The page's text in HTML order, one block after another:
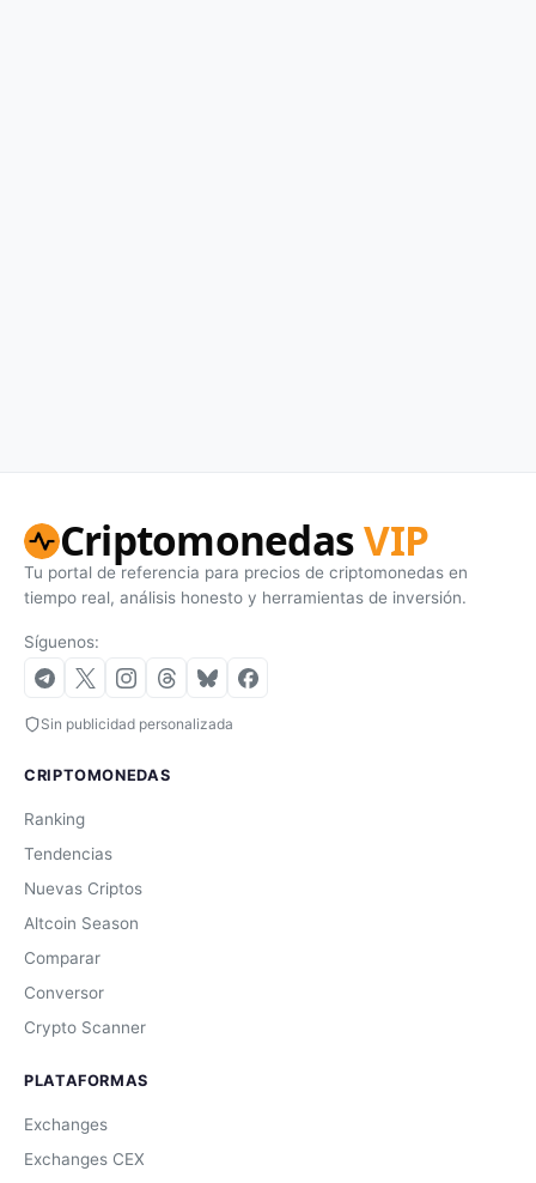
CriptomonedasVIP
Tu portal de referencia para precios de criptomonedas en
tiempo real, análisis honesto y herramientas de inversión.
Síguenos:
Sin publicidad personalizada
CRIPTOMONEDAS
Ranking
Tendencias
Nuevas Criptos
Altcoin Season
Comparar
Conversor
Crypto Scanner
PLATAFORMAS
Exchanges
Exchanges CEX